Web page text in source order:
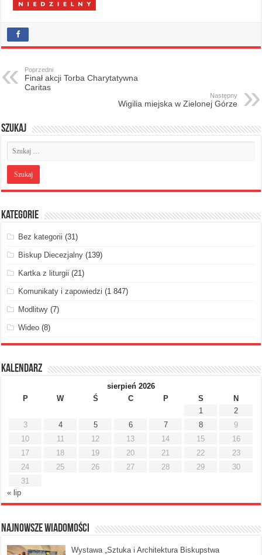
Poprzedni
Finał akcji Torba Charytatywna
Caritas
Następny
Wigilia miejska w Zielonej Górze
Szukaj
Kategorie
Bez kategorii (31)
Biskup Diecezjalny (139)
Kartka z liturgii (21)
Komunikaty i zapowiedzi (1 847)
Modlitwy (7)
Wideo (8)
Kalendarz
sierpień 2026
P
W Ś C P S
N
1
2
3
4 5 6 7 8
9
10
11 12 13 14 15
16
17
18 19 20 21 22
23
24
25 26 27 28 29
30
31
« lip
Najnowsze Wiadomości
Wystawa „Sztuka i Architektura Biskupstwa